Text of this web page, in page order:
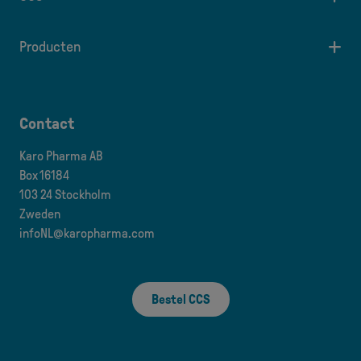
Producten
Contact
Karo Pharma AB
Box 16184
103 24 Stockholm
Zweden
infoNL@karopharma.com
Bestel CCS